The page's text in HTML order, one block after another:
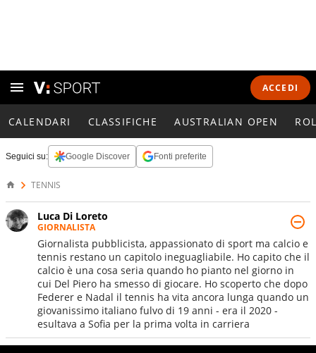
ACCEDI
CALENDARI CLASSIFICHE AUSTRALIAN OPEN
Seguici su: Google Discover Fonti preferite
TENNIS
Luca Di Loreto
GIORNALISTA
Giornalista pubblicista, appassionato di sport ma calcio e
tennis restano un capitolo ineguagliabile. Ho capito che il
calcio è una cosa seria quando ho pianto nel giorno in
cui Del Piero ha smesso di giocare. Ho scoperto che dopo
Federer e Nadal il tennis ha vita ancora lunga quando un
giovanissimo italiano fulvo di 19 anni - era il 2020 -
esultava a Sofia per la prima volta in carriera